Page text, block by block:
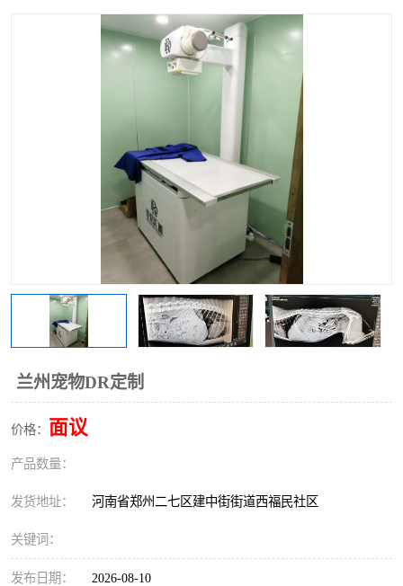
兰州宠物DR定制
价格： 面议
产品数量：
发货地址： 河南省郑州二七区建中街街道西福民社区
关键词：
发布日期： 2026-08-10
管道焊缝探伤X光机DR 牛马羊大动物兽用DR